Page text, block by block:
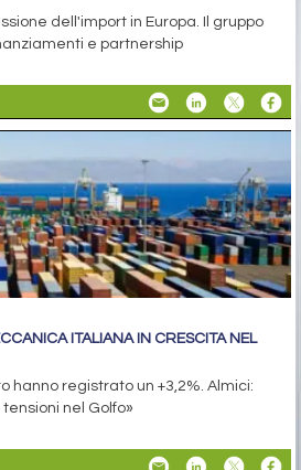
dell'import in Europa. Il gruppo
e partnership
ITALIANA IN CRESCITA NEL
hanno registrato un +3,2%. Almici:
nel Golfo»